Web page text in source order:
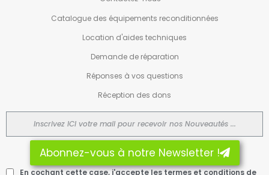
Catalogue des équipements reconditionnées
Location d'aides techniques
Demande de réparation
Réponses à vos questions
Réception des dons
Abonnez-vous à notre Newsletter !
En cochant cette case, j'accepte les termes et conditions de